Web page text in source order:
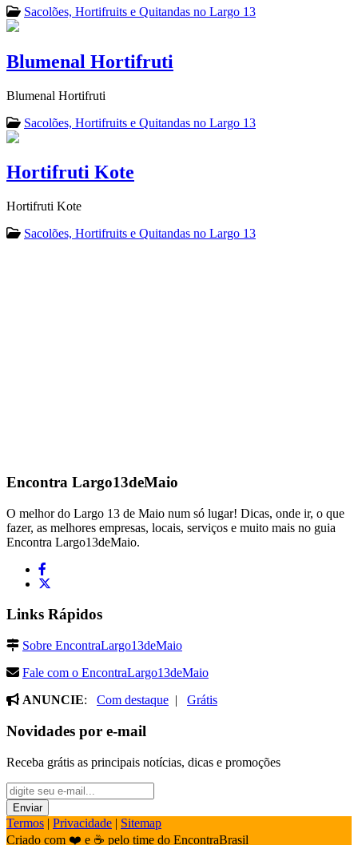
Sacolões, Hortifruits e Quitandas no Largo 13
Blumenal Hortifruti
Blumenal Hortifruti
Sacolões, Hortifruits e Quitandas no Largo 13
Hortifruti Kote
Hortifruti Kote
Sacolões, Hortifruits e Quitandas no Largo 13
Encontra Largo13deMaio
O melhor do Largo 13 de Maio num só lugar! Dicas, onde ir, o que
fazer, as melhores empresas, locais, serviços e muito mais no guia
Encontra Largo13deMaio.
Links Rápidos
Sobre EncontraLargo13deMaio
Fale com o EncontraLargo13deMaio
ANUNCIE: Com destaque | Grátis
Novidades por e-mail
Receba grátis as principais notícias, dicas e promoções
Termos | Privacidade | Sitemap
Criado com ❤️ e ☕ pelo time do EncontraBrasil